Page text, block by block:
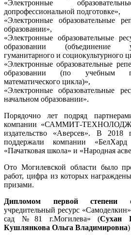
«Электронные
допрофессиональной подготовке»,
«Электронные образовательные
образовании»,
«Электронные образовательные
образовании (объединение
гуманитарного и социокультурного
«Электронные образовательные
образовании (по учебным
математического цикла)»,
«Электронные образовательные
начальном образовании».
Порядочно лет подряд
компании «САММИТ-
издательство «Аверсев». В 2018
поддержали компании «БелХард
«Пачатковая школа» и «Народная
Ото Могилевской области было
работ, цифра из которых
призами.
Дипломом первой степени
учредительный ресурс
сад №81 г.Могилева» (Сухан
Кушлянкова Ольга Владимировна